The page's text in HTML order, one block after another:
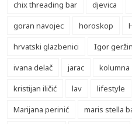
chix threading bar
djevica
goran navojec
horoskop
hrvatski glazbenici
Igor
ivana delač
jarac kolumna
kristijan iličić
lav lifestyle
Marijana perinić
maris stella